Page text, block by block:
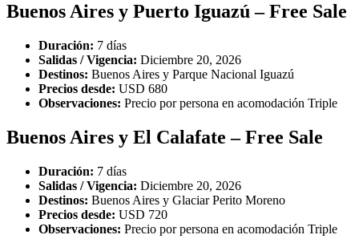
Buenos Aires y Puerto Iguazú – Free Sale
Duración: 7 días
Salidas / Vigencia: Diciembre 20, 2026
Destinos: Buenos Aires y Parque Nacional Iguazú
Precios desde: USD 680
Observaciones: Precio por persona en acomodación Triple
Buenos Aires y El Calafate – Free Sale
Duración: 7 días
Salidas / Vigencia: Diciembre 20, 2026
Destinos: Buenos Aires y Glaciar Perito Moreno
Precios desde: USD 720
Observaciones: Precio por persona en acomodación Triple